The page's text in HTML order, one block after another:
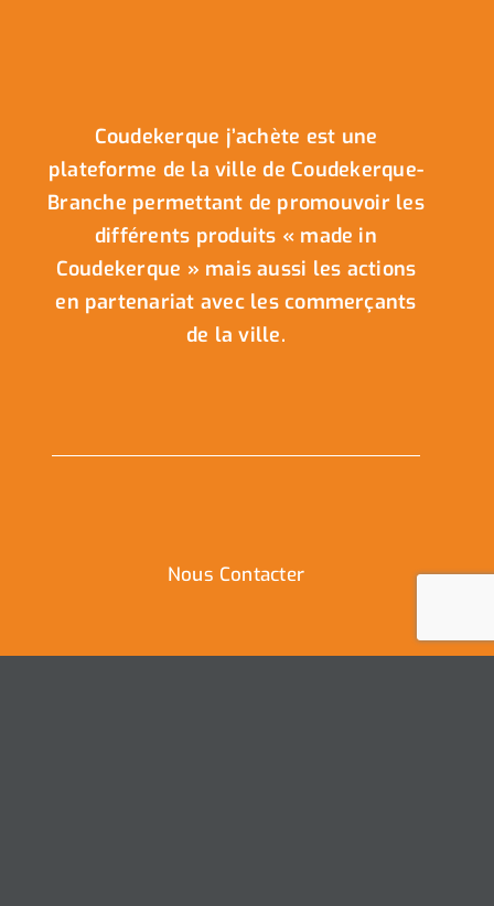
Coudekerque j’achète est une
plateforme de la ville de Coudekerque-
Branche permettant de promouvoir les
différents produits « made in
Coudekerque » mais aussi les actions
en partenariat avec les commerçants
de la ville.
Nous Contacter